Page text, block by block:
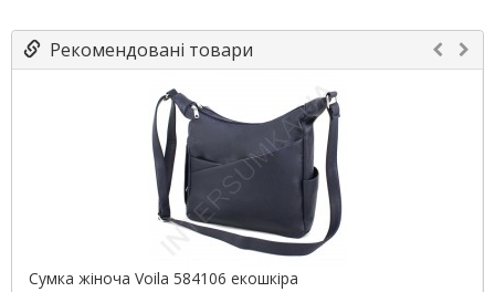
Рекомендовані товари
Сумка жіноча Voila 584106 екошкіра